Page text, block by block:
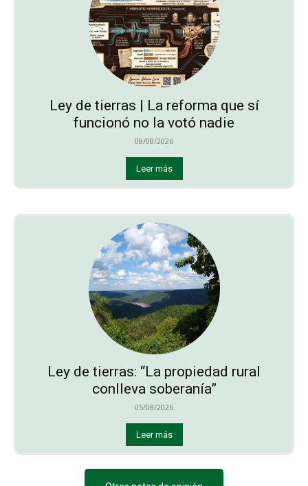
Ley de tierras | La reforma que sí
funcionó no la votó nadie
08/08/2026
Leer más
Ley de tierras: “La propiedad rural
conlleva soberanía”
05/08/2026
Leer más